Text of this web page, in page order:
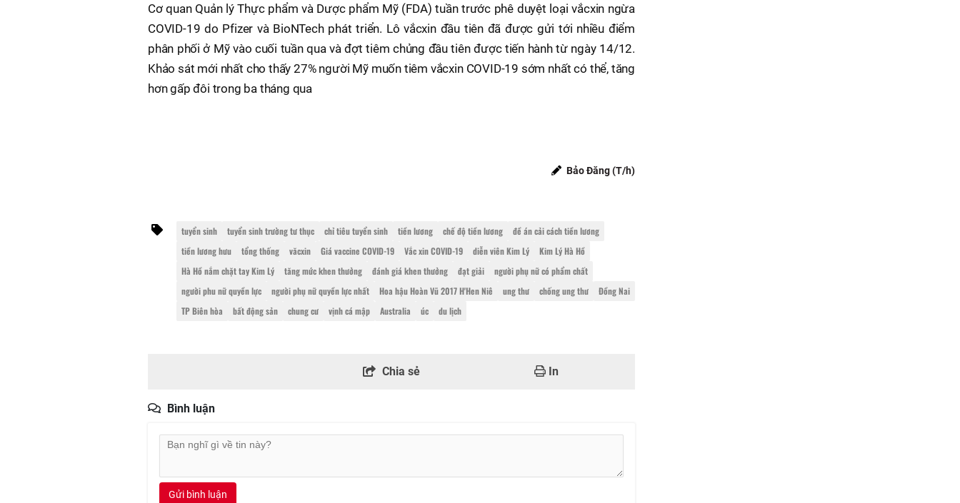
Cơ quan Quản lý Thực phẩm và Dược phẩm Mỹ (FDA) tuần trước phê duyệt loại vắcxin ngừa
COVID-19 do Pfizer và BioNTech phát triển. Lô vắcxin đầu tiên đã được gửi tới nhiều điểm
phân phối ở Mỹ vào cuối tuần qua và đợt tiêm chủng đầu tiên được tiến hành từ ngày 14/12.
Khảo sát mới nhất cho thấy 27% người Mỹ muốn tiêm vắcxin COVID-19 sớm nhất có thể, tăng
hơn gấp đôi trong ba tháng qua
Bảo Đăng (T/h)
tuyển sinh tuyển sinh trường tư thục chỉ tiêu tuyển sinh tiền lương chế độ tiền lương
đề án cải cách tiền lương
tiền lương hưu
tổng thống văcxin Giá vaccine COVID-19 Vắc xin COVID-19 diễn viên Kim Lý
Kim Lý Hà Hồ
Hà Hồ nắm chặt tay Kim Lý
tăng mức khen thưởng đánh giá khen thưởng đạt giải
người phụ nữ có phẩm chất
người phu nữ quyền lực
người phụ nữ quyền lực nhất Hoa hậu Hoàn Vũ 2017 H'Hen Niê ung thư chống ung thư
Đồng Nai
TP Biên hòa
bất động sản chung cư vịnh cá mập Australia úc du lịch
Chia sẻ In
Bình luận
Gửi bình luận